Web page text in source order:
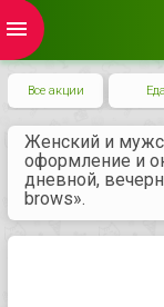
menu
Все акции Еда
Женский и
оформление и
дневной,
brows».